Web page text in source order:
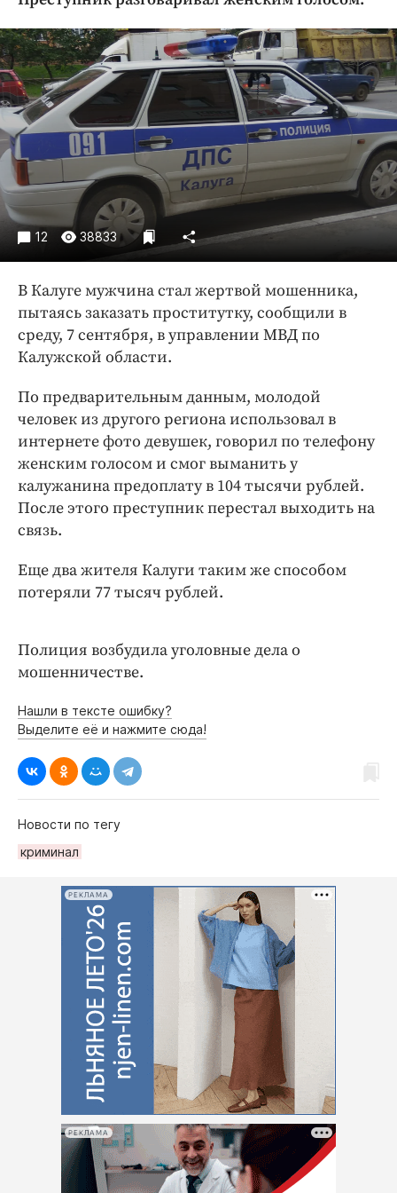
Криминал
Культура
Недвижимость и ЖКХ
Образование
Общество
Погода
Праздники
Происшествия
Спорт
Экономика и бизнес
ПРОЕКТЫ
Блоги
Издания
Интересное чтиво
Клиника года
Бренд года
Работодатель года
12 38833
В Калуге мужчина стал жертвой мошенника,
пытаясь заказать проститутку, сообщили в
среду, 7 сентября, в управлении МВД по
Калужской области.
По предварительным данным, молодой
человек из другого региона использовал в
интернете фото девушек, говорил по телефону
женским голосом и смог выманить у
калужанина предоплату в 104 тысячи рублей.
После этого преступник перестал выходить на
связь.
Еще два жителя Калуги таким же способом
потеряли 77 тысяч рублей.
Полиция возбудила уголовные дела о
мошенничестве.
Нашли в тексте ошибку?
Выделите её и нажмите сюда!
Новости по тегу
криминал
РЕКЛАМА
РЕКЛАМА